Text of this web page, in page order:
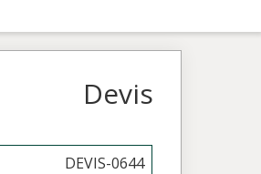
Devis
DEVIS-0644